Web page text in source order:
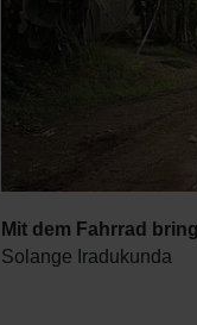
Mit dem Fahrrad
Solange Iradukunda